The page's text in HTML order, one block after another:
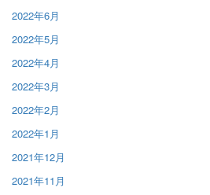
2022年6月
2022年5月
2022年4月
2022年3月
2022年2月
2022年1月
2021年12月
2021年11月